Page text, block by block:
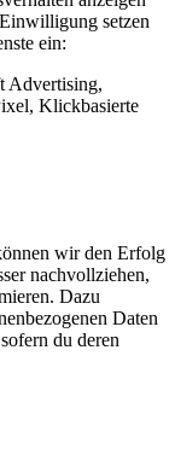
setzen
ein:
Advertising,
Klickbasierte
wir den Erfolg
nachvollziehen,
Dazu
Daten
du deren